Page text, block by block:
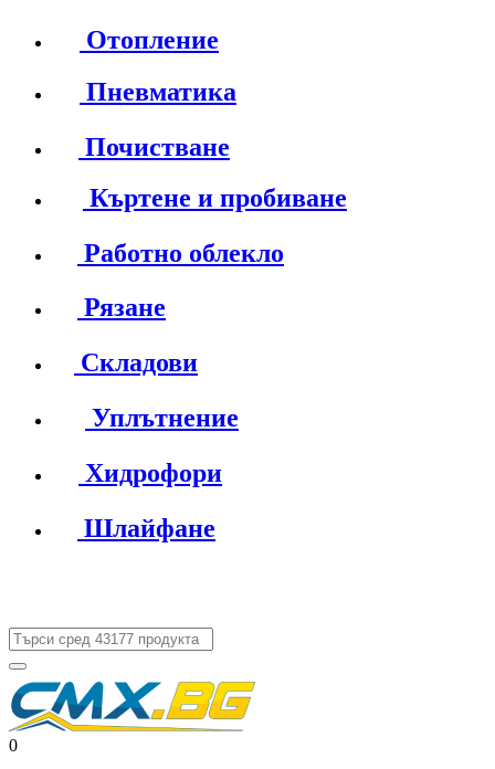
Отопление
Пневматика
Почистване
Къртене и пробиване
Работно облекло
Рязане
Складови
Уплътнение
Хидрофори
Шлайфане
0